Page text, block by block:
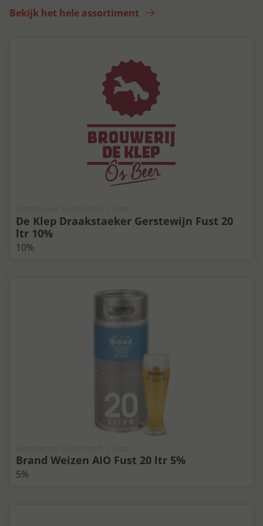
Bekijk het hele assortiment
De Klep Draakstaeker Gerstewijn Fust 20
ltr 10%
10%
Brand Weizen AIO Fust 20 ltr 5%
5%